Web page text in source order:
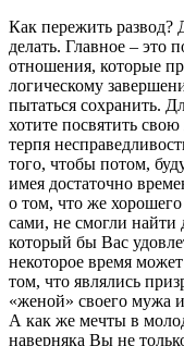
Как пережить развод?
делать. Главное – это
отношения, которые
логическому
пытаться сохранить.
хотите посвятить
терпя
того, чтобы потом,
имея достаточно
о том, что же
сами, не смогли найти
который бы Вас
некоторое время
том, что являлись
«женой» своего
А как же мечты в
наверняка Вы не